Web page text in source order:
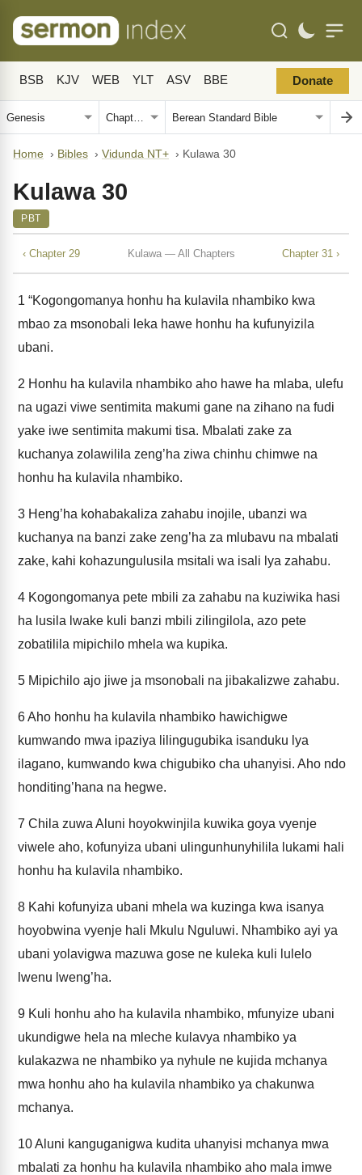
BSB KJV WEB YLT ASV BBE Donate
Home › Bibles › Vidunda NT+ › Kulawa 30
Kulawa 30
PBT
‹ Chapter 29 Kulawa — All Chapters Chapter 31 ›
1 “Kogongomanya honhu ha kulavila nhambiko kwa
mbao za msonobali leka hawe honhu ha kufunyizila
ubani.
2 Honhu ha kulavila nhambiko aho hawe ha mlaba, ulefu
na ugazi viwe sentimita makumi gane na zihano na fudi
yake iwe sentimita makumi tisa. Mbalati zake za
kuchanya zolawilila zeng’ha ziwa chinhu chimwe na
honhu ha kulavila nhambiko.
3 Heng’ha kohabakaliza zahabu inojile, ubanzi wa
kuchanya na banzi zake zeng’ha za mlubavu na mbalati
zake, kahi kohazungulusila msitali wa isali lya zahabu.
4 Kogongomanya pete mbili za zahabu na kuziwika hasi
ha lusila lwake kuli banzi mbili zilingilola, azo pete
zobatilila mipichilo mhela wa kupika.
5 Mipichilo ajo jiwe ja msonobali na jibakalizwe zahabu.
6Aho honhu ha kulavila nhambiko hawichigwe
kumwando mwa ipaziya lilingugubika isanduku lya
ilagano, kumwando kwa chigubiko cha uhanyisi. Aho ndo
honditing’hana na hegwe.
7 Chila zuwa Aluni hoyokwinjila kuwika goya vyenje
viwele aho, kofunyiza ubani ulingunhunyhilila lukami hali
honhu ha kulavila nhambiko.
8 Kahi kofunyiza ubani mhela wa kuzinga kwa isanya
hoyobwina vyenje hali Mkulu Nguluwi. Nhambiko ayi ya
ubani yolavigwa mazuwa gose ne kuleka kuli lulelo
lwenu lweng’ha.
9 Kuli honhu aho ha kulavila nhambiko, mfunyize ubani
ukundigwe hela na mleche kulavya nhambiko ya
kulakazwa ne nhambiko ya nyhule ne kujida mchanya
mwa honhu aho ha kulavila nhambiko ya chakunwa
mchanya.
10Aluni kanguganigwa kudita uhanyisi mchanya mwa
mbalati za honhu ha kulavila nhambiko aho mala imwe